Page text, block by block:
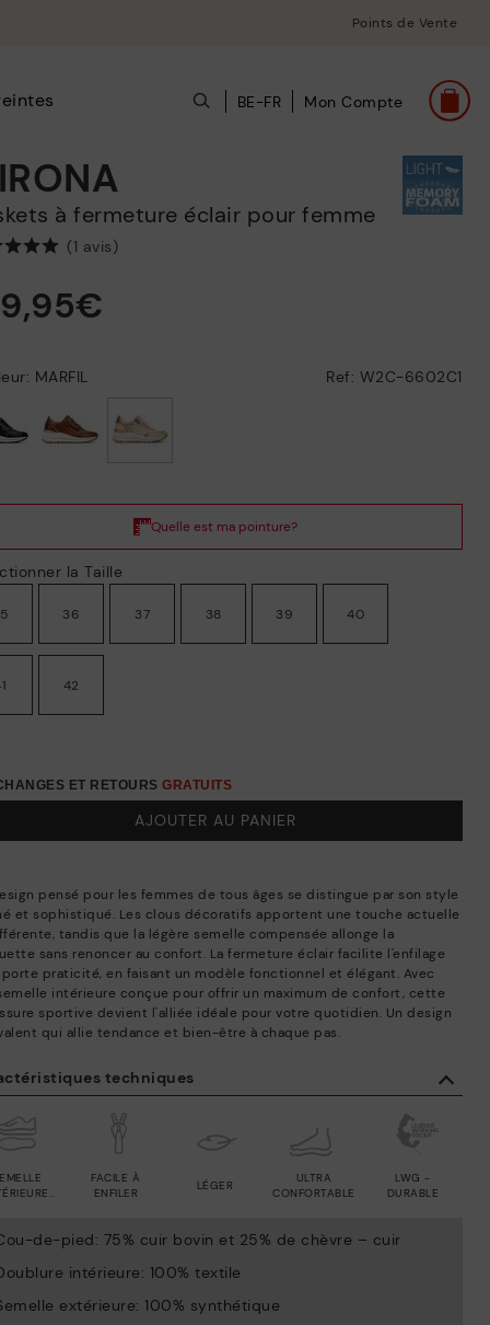
Points de Vente
BE-FR Mon Compte
techniques
LÉGER
FACILE À
ENFILER
ULTRA
CONFORTABLE
LWG -
DURABLE
de-pied: 75% cuir bovin et 25% de chèvre – cuir
intérieure: 100% textile
extérieure: 100% synthétique
à fermeture éclair pour femme
(1 avis)
MARFIL Ref: W2C-6602C1
la Taille
36 37 38 39 40
42
ET RETOURSGRATUITS
AJOUTER AU PANIER
pensé pour les femmes de tous âges se distingue par son style
et sophistiqué. Les clous décoratifs apportent une touche actuelle
tandis que la légère semelle compensée allonge la
sans renoncer au confort. La fermeture éclair facilite l'enfilage
praticité, en faisant un modèle fonctionnel et élégant. Avec
intérieure conçue pour offrir un maximum de confort, cette
sportive devient l'alliée idéale pour votre quotidien. Un design
qui allie tendance et bien-être à chaque pas.